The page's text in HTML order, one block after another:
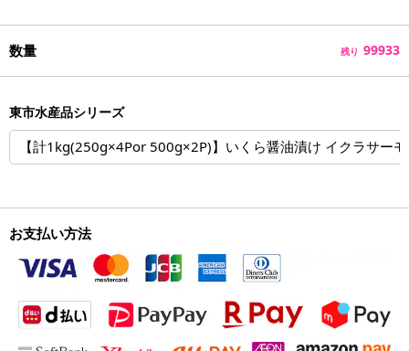
数量 残り 99933
東市水産品シリーズ
【計1kg(250g×4Por 500g×2P)】いくら醤油漬け イクラサー
お支払い方法